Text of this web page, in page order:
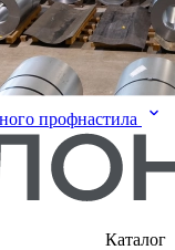
профнастила
Каталог